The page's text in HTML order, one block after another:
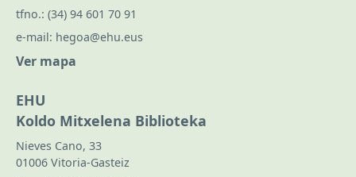
tfno.: (34) 94 601 70 91
e-mail: hegoa@ehu.eus
Ver mapa
EHU
Koldo Mitxelena Biblioteka
Nieves Cano, 33
01006 Vitoria-Gasteiz